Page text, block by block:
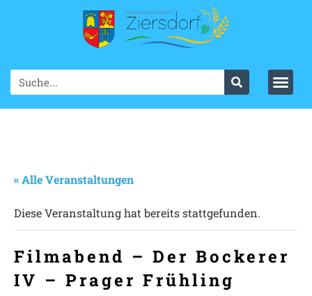
« Alle Veranstaltungen
Diese Veranstaltung hat bereits stattgefunden.
Filmabend – Der Bockerer
IV – Prager Frühling